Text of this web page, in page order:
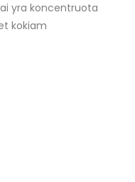
yra koncentruota
kokiam